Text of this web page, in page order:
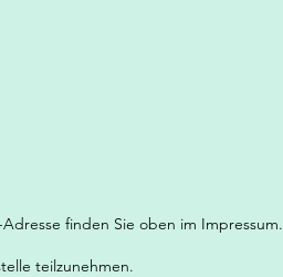
finden Sie oben im Impressum.
teilzunehmen.